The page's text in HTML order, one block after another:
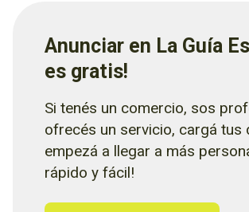
Anunciar en La Guía
es gratis!
Si tenés un comercio, sos
ofrecés un servicio, cargá tus
empezá a llegar a más
rápido y fácil!